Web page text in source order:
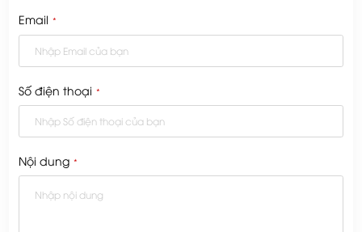
Email *
Số điện thoại *
Nội dung *